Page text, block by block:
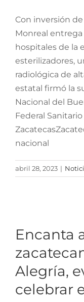
Con inversión
Monreal
hospitales de la
esterilizadores,
radiológica de
estatal firmó la
Nacional del
Federal
nacional
abril 28, 2023 |
Encanta
Alegría,
celebrar